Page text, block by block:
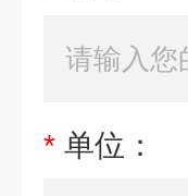
* 单位：